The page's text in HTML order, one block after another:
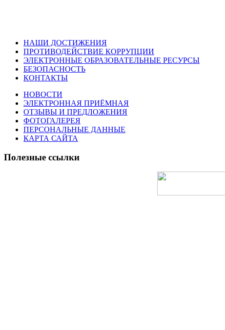
НАШИ ДОСТИЖЕНИЯ
ПРОТИВОДЕЙСТВИЕ КОРРУПЦИИ
ЭЛЕКТРОННЫЕ ОБРАЗОВАТЕЛЬНЫЕ РЕСУРСЫ
БЕЗОПАСНОСТЬ
КОНТАКТЫ
НОВОСТИ
ЭЛЕКТРОННАЯ ПРИЁМНАЯ
ОТЗЫВЫ И ПРЕДЛОЖЕНИЯ
ФОТОГАЛЕРЕЯ
ПЕРСОНАЛЬНЫЕ ДАННЫЕ
КАРТА САЙТА
Полезные ссылки